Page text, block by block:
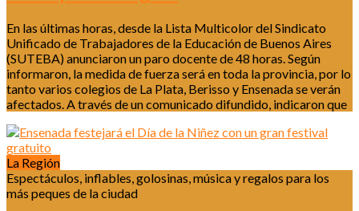
En las últimas horas, desde la Lista Multicolor del Sindicato
Unificado de Trabajadores de la Educación de Buenos Aires
(SUTEBA) anunciaron un paro docente de 48 horas. Según
informaron, la medida de fuerza será en toda la provincia, por lo
tanto varios colegios de La Plata, Berisso y Ensenada se verán
afectados. A través de un comunicado difundido, indicaron que
La Región
Espectáculos, inflables, golosinas, música y regalos para los
más peques de la ciudad